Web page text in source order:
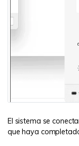
El sistema se
que haya